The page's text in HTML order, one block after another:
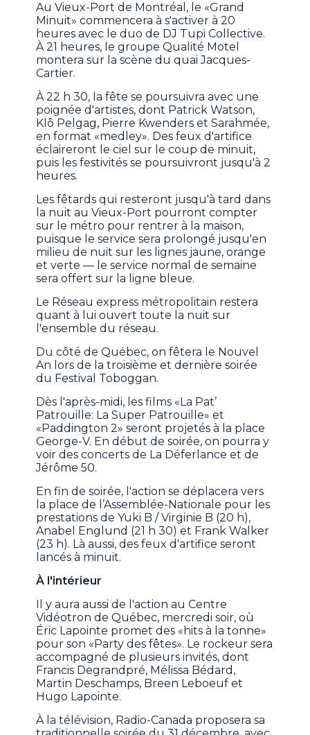
Au Vieux-Port de Montréal, le «Grand
Minuit» commencera à s'activer à 20
heures avec le duo de DJ Tupi Collective.
À 21 heures, le groupe Qualité Motel
montera sur la scène du quai Jacques-
Cartier.
À 22 h 30, la fête se poursuivra avec une
poignée d'artistes, dont Patrick Watson,
Klô Pelgag, Pierre Kwenders et Sarahmée,
en format «medley». Des feux d'artifice
éclaireront le ciel sur le coup de minuit,
puis les festivités se poursuivront jusqu'à 2
heures.
Les fêtards qui resteront jusqu'à tard dans
la nuit au Vieux-Port pourront compter
sur le métro pour rentrer à la maison,
puisque le service sera prolongé jusqu'en
milieu de nuit sur les lignes jaune, orange
et verte — le service normal de semaine
sera offert sur la ligne bleue.
Le Réseau express métropolitain restera
quant à lui ouvert toute la nuit sur
l'ensemble du réseau.
Du côté de Québec, on fêtera le Nouvel
An lors de la troisième et dernière soirée
du Festival Toboggan.
Dès l'après-midi, les films «La Pat’
Patrouille: La Super Patrouille» et
«Paddington 2» seront projetés à la place
George-V. En début de soirée, on pourra y
voir des concerts de La Déferlance et de
Jérôme 50.
En fin de soirée, l'action se déplacera vers
la place de l’Assemblée-Nationale pour les
prestations de Yuki B / Virginie B (20 h),
Anabel Englund (21 h 30) et Frank Walker
(23 h). Là aussi, des feux d'artifice seront
lancés à minuit.
À l'intérieur
Il y aura aussi de l'action au Centre
Vidéotron de Québec, mercredi soir, où
Éric Lapointe promet des «hits à la tonne»
pour son «Party des fêtes». Le rockeur sera
accompagné de plusieurs invités, dont
Francis Degrandpré, Mélissa Bédard,
Martin Deschamps, Breen Leboeuf et
Hugo Lapointe.
À la télévision, Radio-Canada proposera sa